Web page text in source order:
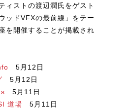
ィストの渡辺潤氏をゲスト
ッドVFXの最前線」をテー
を開催することが掲載され
5月12日
5月12日
5月11日
道場 5月11日